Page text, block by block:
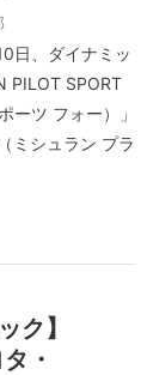
日、ダイナミッ
PILOT SPORT
ーツ フォー）」
ミシュラン プラ
ク】
・